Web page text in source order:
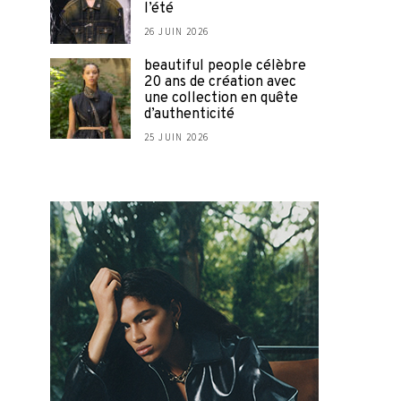
l’été
26 JUIN 2026
beautiful people célèbre
20 ans de création avec
une collection en quête
d’authenticité
25 JUIN 2026